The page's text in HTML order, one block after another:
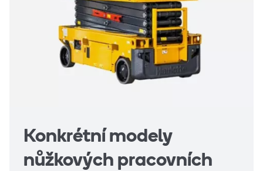
Konkrétní modely
nůžkových pracovních